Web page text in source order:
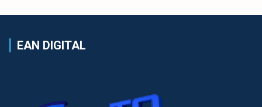
EAN DIGITAL